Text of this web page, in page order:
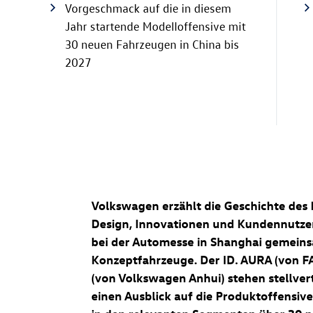
Vorgeschmack auf die in diesem
Jahr startende Modelloffensive mit
30 neuen Fahrzeugen in China bis
2027
Volkswagen erzählt die Geschichte des
Design, Innovationen und
bei der Automesse in Shanghai
Konzeptfahrzeuge. Der ID. AURA (von
(von Volkswagen Anhui) stehen
einen Ausblick auf die